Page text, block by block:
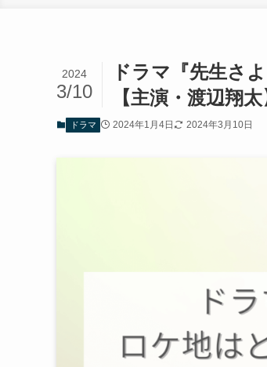
ドラマ『先生さ
【主演・渡辺翔太
2024
3/10
ドラマ 2024年1月4日 2024年3月10日